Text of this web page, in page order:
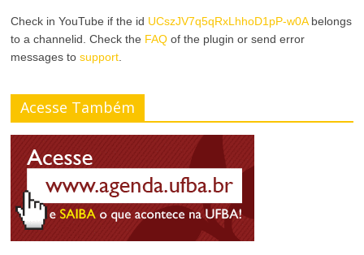
Check in YouTube if the id UCszJV7q5qRxLhhoD1pP-w0Abelongs
to a channelid. Check the FAQ of the plugin or send error
messages tosupport
Acesse Também